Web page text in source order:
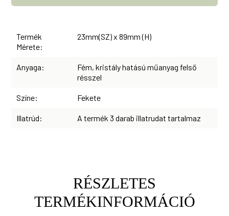
Termék
Mérete:
23mm(SZ) x 89mm (H)
Anyaga:
Fém, kristály hatású műanyag felső
résszel
Színe: Fekete
Illatrúd: A termék 3 darab illatrudat tartalmaz
RÉSZLETES
TERMÉKINFORMÁCIÓ